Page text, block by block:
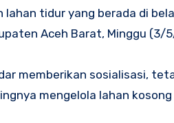
tidur yang berada di
Aceh Barat, Minggu (3/
memberikan sosialisasi,
mengelola lahan